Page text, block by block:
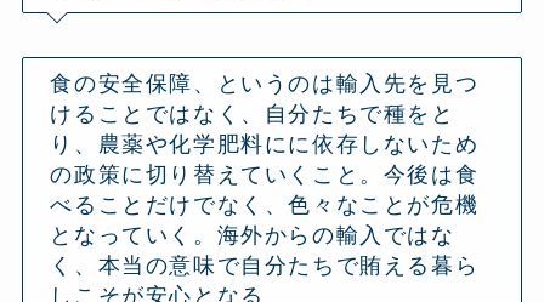
食の安全保障、というのは輸入先を見つ
けることではなく、自分たちで種をと
り、農薬や化学肥料にに依存しないため
の政策に切り替えていくこと。今後は食
べることだけでなく、色々なことが危機
となっていく。海外からの輸入ではな
く、本当の意味で自分たちで賄える暮ら
しこそが安心となる